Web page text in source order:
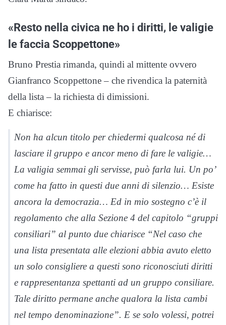
«Resto nella civica ne ho i diritti, le valigie
le faccia Scoppettone»
Bruno Prestia rimanda, quindi al mittente ovvero
Gianfranco Scoppettone – che rivendica la paternità
della lista – la richiesta di dimissioni.
E chiarisce:
Non ha alcun titolo per chiedermi qualcosa né di
lasciare il gruppo e ancor meno di fare le valigie…
La valigia semmai gli servisse, può farla lui. Un po’
come ha fatto in questi due anni di silenzio… Esiste
ancora la democrazia… Ed in mio sostegno c’è il
regolamento che alla Sezione 4 del capitolo “gruppi
consiliari” al punto due chiarisce “Nel caso che
una lista presentata alle elezioni abbia avuto eletto
un solo consigliere a questi sono riconosciuti diritti
e rappresentanza spettanti ad un gruppo consiliare.
Tale diritto permane anche qualora la lista cambi
nel tempo denominazione”. E se solo volessi, potrei